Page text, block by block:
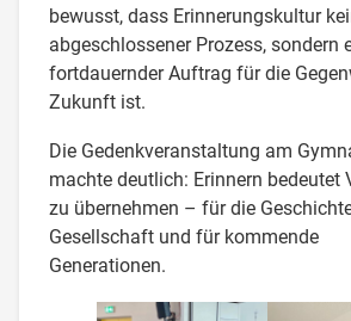
bewusst, dass Erinnerungskultur
abgeschlossener Prozess, sondern
fortdauernder Auftrag für die
Zukunft ist.
Die Gedenkveranstaltung am
machte deutlich: Erinnern bedeutet
zu übernehmen – für die
Gesellschaft und für kommende
Generationen.